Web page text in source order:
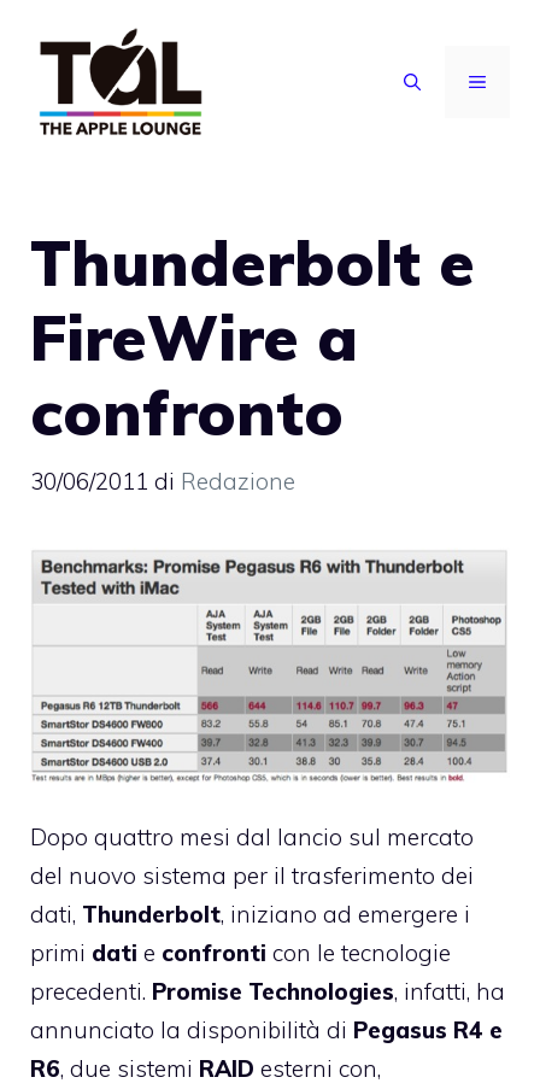
contenuto
MENU
Thunderbolt e
FireWire a
confronto
30/06/2011 di Redazione
Dopo quattro mesi dal lancio sul mercato
del nuovo sistema per il trasferimento dei
dati, Thunderbolt, iniziano ad emergere i
primi dati e confronti con le tecnologie
precedenti. Promise Technologies, infatti, ha
annunciato la disponibilità di Pegasus R4 e
R6, due sistemi RAID esterni con,